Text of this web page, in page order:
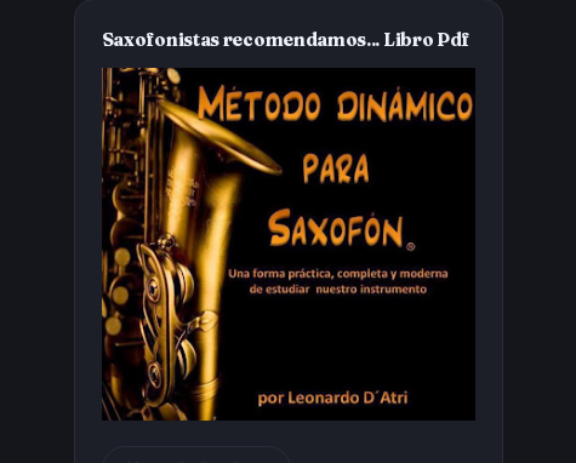
Saxofonistas recomendamos... Libro Pdf